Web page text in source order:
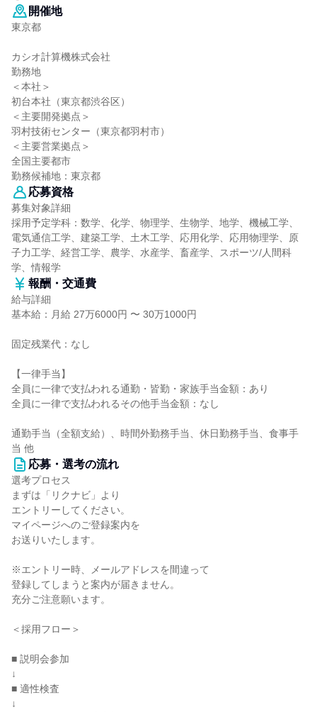
開催地
東京都
カシオ計算機株式会社
勤務地
＜本社＞
初台本社（東京都渋谷区）
＜主要開発拠点＞
羽村技術センター（東京都羽村市）
＜主要営業拠点＞
全国主要都市
勤務候補地：東京都
応募資格
募集対象詳細
採用予定学科：数学、化学、物理学、生物学、地学、機械工学、
電気通信工学、建築工学、土木工学、応用化学、応用物理学、原
子力工学、経営工学、農学、水産学、畜産学、スポーツ/人間科
学、情報学
報酬・交通費
給与詳細
基本給：月給 27万6000円 〜 30万1000円
固定残業代：なし
【一律手当】
全員に一律で支払われる通勤・皆勤・家族手当金額：あり
全員に一律で支払われるその他手当金額：なし
通勤手当（全額支給）、時間外勤務手当、休日勤務手当、食事手
当 他
応募・選考の流れ
選考プロセス
まずは「リクナビ」より
エントリーしてください。
マイページへのご登録案内を
お送りいたします。
※エントリー時、メールアドレスを間違って
登録してしまうと案内が届きません。
充分ご注意願います。
＜採用フロー＞
■ 説明会参加
↓
■ 適性検査
↓